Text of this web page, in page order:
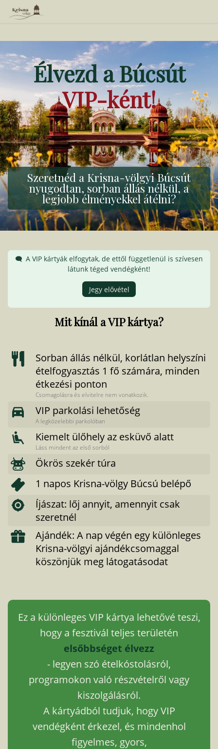
Élvezd a Búcsút
VIP-ként!
Szeretnéd a Krisna-völgyi Búcsút
nyugodtan, sorban állás nélkül, a
legjobb élményekkel átélni?
A VIP kártyák elfogytak, de ettől függetlenül is szívesen
látunk téged vendégként!
Jegy elővétel
Mit kínál a VIP kártya?
Sorban állás nélkül, korlátlan helyszíni
ételfogyasztás 1 fő számára, minden
étkezési ponton
Csomagolásra és elvitelre nem vonatkozik.
VIP parkolási lehetőség
A legközelebbi parkolóban
Kiemelt ülőhely az esküvő alatt
Láss mindent az első sorból
Ökrös szekér túra
1 napos Krisna-völgy Búcsú belépő
Íjászat: lőj annyit, amennyit csak
szeretnél
Ajándék: A nap végén egy különleges
Krisna-völgyi ajándékcsomaggal
köszönjük meg látogatásodat
Ez a különleges VIP kártya lehetővé teszi,
hogy a fesztivál teljes területén
elsőbbséget élvezz
- legyen szó ételkóstolásról,
programokon való részvételről vagy
kiszolgálásról.
A kártyádból tudjuk, hogy VIP
vendégként érkezel, és mindenhol
figyelmes, gyors,